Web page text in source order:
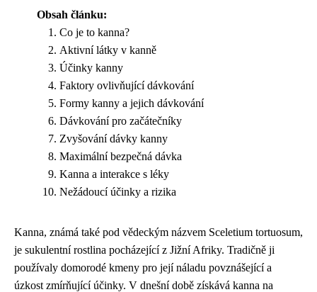
Obsah článku:
Co je to kanna?
Aktivní látky v kanně
Účinky kanny
Faktory ovlivňující dávkování
Formy kanny a jejich dávkování
Dávkování pro začátečníky
Zvyšování dávky kanny
Maximální bezpečná dávka
Kanna a interakce s léky
Nežádoucí účinky a rizika
Kanna, známá také pod vědeckým názvem Sceletium tortuosum,
je sukulentní rostlina pocházející z Jižní Afriky. Tradičně ji
používaly domorodé kmeny pro její náladu povznášející a
úzkost zmírňující účinky. V dnešní době získává kanna na